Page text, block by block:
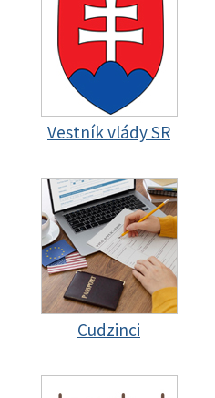
Vestník vlády SR
Cudzinci